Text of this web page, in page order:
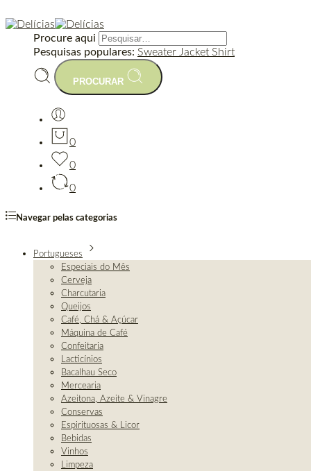
Procure aqui
Pesquisas populares: Sweater Jacket Shirt
PROCURAR
0
0
0
Navegar pelas categorias
Portugueses
Especiais do Mês
Cerveja
Charcutaria
Queijos
Café, Chá & Açúcar
Máquina de Café
Confeitaria
Lacticínios
Bacalhau Seco
Mercearia
Azeitona, Azeite & Vinagre
Conservas
Espirituosas & Licor
Bebidas
Vinhos
Limpeza